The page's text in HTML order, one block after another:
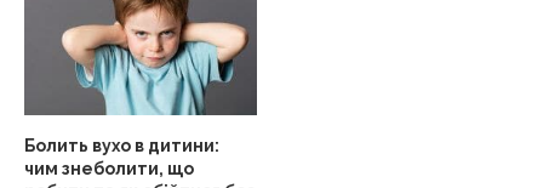
Болить вухо в дитини:
чим знеболити, що